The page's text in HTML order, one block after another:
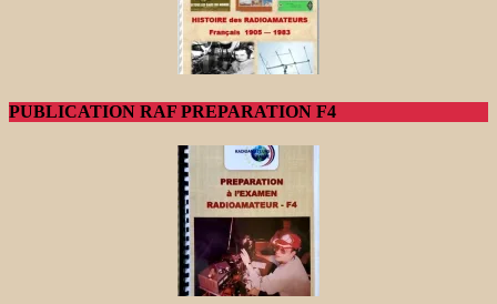
PUBLICATION RAF PREPARATION F4